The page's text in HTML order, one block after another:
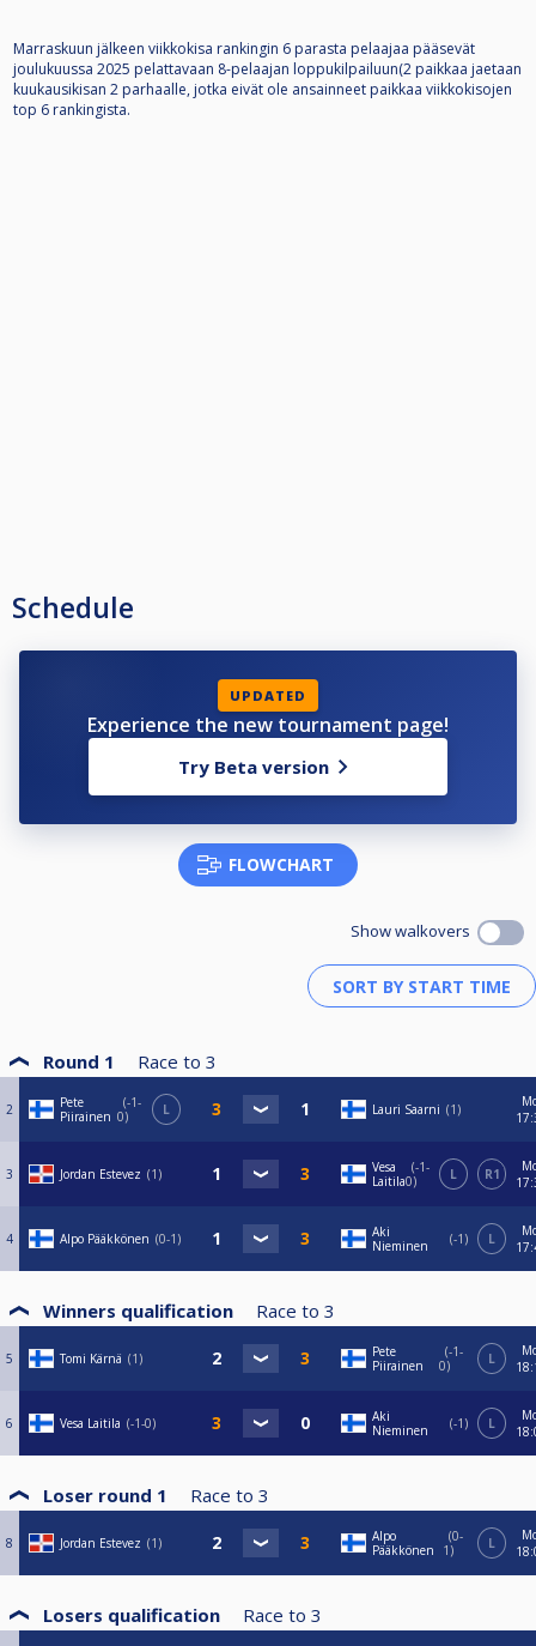
Marraskuun jälkeen viikkokisa rankingin 6 parasta pelaajaa pääsevät
joulukuussa 2025 pelattavaan 8-pelaajan loppukilpailuun(2 paikkaa jaetaan
kuukausikisan 2 parhaalle, jotka eivät ole ansainneet paikkaa viikkokisojen
top 6 rankingista.
Schedule
UPDATED
Experience the new tournament page!
Try Beta version
FLOWCHART
Show walkovers
Round 1 Race to 3
2
Pete
Piirainen
-1-
0
L Lauri Saarni 1
3 Jordan Estevez 1
Vesa
Laitila
-1-
0
L R1
4 Alpo Pääkkönen 0-1
Aki
Nieminen
-1 L
Winners qualification Race to 3
5 Tomi Kärnä 1
Pete
Piirainen
-1-
0
L
6 Vesa Laitila -1-0
Aki
Nieminen
-1 L
Loser round 1 Race to 3
8 Jordan Estevez 1
Alpo
Pääkkönen
0-
1
L
Losers qualification Race to 3